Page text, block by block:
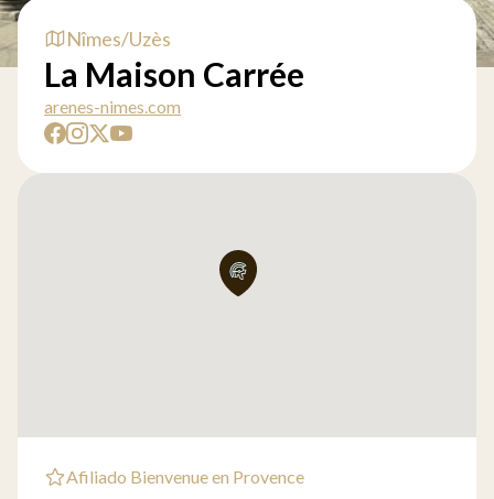
Nîmes/Uzès
La Maison Carrée
arenes-nimes.com
Afiliado Bienvenue en Provence